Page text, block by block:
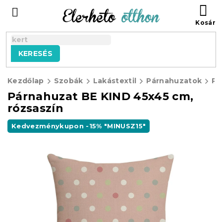
tartalomhoz
KERESÉS
Kezdőlap Szobák Lakástextil Párnahuzatok
Párnahuzat BE KIND 45x45 cm,
rózsaszín
Kedvezménykupon -15% "MINUSZ15"